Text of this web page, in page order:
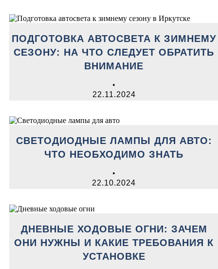
ПОДГОТОВКА АВТОСВЕТА К ЗИМНЕМУ
СЕЗОНУ: НА ЧТО СЛЕДУЕТ ОБРАТИТЬ
ВНИМАНИЕ
•
22.11.2024
СВЕТОДИОДНЫЕ ЛАМПЫ ДЛЯ АВТО:
ЧТО НЕОБХОДИМО ЗНАТЬ
•
22.10.2024
ДНЕВНЫЕ ХОДОВЫЕ ОГНИ: ЗАЧЕМ
ОНИ НУЖНЫ И КАКИЕ ТРЕБОВАНИЯ К
УСТАНОВКЕ